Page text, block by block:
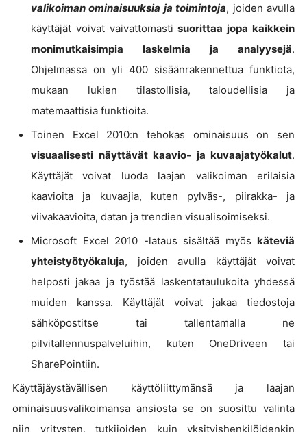
valikoiman ominaisuuksia ja toimintoja, joiden avulla
käyttäjät voivat vaivattomastisuorittaa jopa kaikkein
monimutkaisimpia laskelmia ja analyysejä.
Ohjelmassa on yli 400 sisäänrakennettua funktiota,
mukaan lukien tilastollisia, taloudellisia ja
matemaattisia funktioita.
Toinen Excel 2010:n tehokas ominaisuus on sen
visuaalisesti näyttävät kaavio- ja kuvaajatyökalut.
Käyttäjät voivat luoda laajan valikoiman erilaisia
kaavioita ja kuvaajia, kuten pylväs-, piirakka- ja
viivakaavioita, datan ja trendien visualisoimiseksi.
Microsoft Excel 2010 -lataus sisältää myös käteviä
yhteistyötyökaluja, joiden avulla käyttäjät voivat
helposti jakaa ja työstää laskentataulukoita yhdessä
muiden kanssa. Käyttäjät voivat jakaa tiedostoja
sähköpostitse tai tallentamalla ne
pilvitallennuspalveluihin, kuten OneDriveen tai
SharePointiin.
Käyttäjäystävällisen käyttöliittymänsä ja laajan
ominaisuusvalikoimansa ansiosta se on suosittu valinta
niin yritysten, tutkijoiden kuin yksityishenkilöidenkin